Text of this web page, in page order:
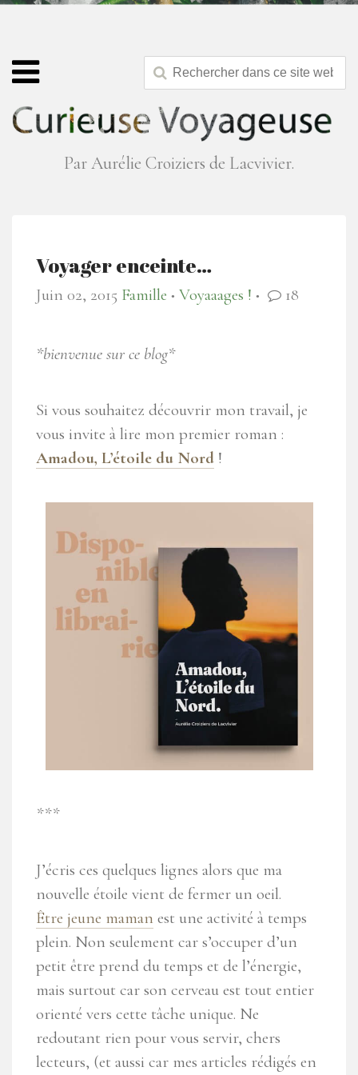
Par Aurélie Croiziers de Lacvivier.
Voyager enceinte…
Juin 02, 2015 Famille ● Voyaaages ! ● 18
*bienvenue sur ce blog*
Si vous souhaitez découvrir mon travail, je
vous invite à lire mon premier roman :
Amadou, L’étoile du Nord !
***
J’écris ces quelques lignes alors que ma
nouvelle étoile vient de fermer un oeil.
Être jeune maman est une activité à temps
plein. Non seulement car s’occuper d’un
petit être prend du temps et de l’énergie,
mais surtout car son cerveau est tout entier
orienté vers cette tâche unique. Ne
redoutant rien pour vous servir, chers
lecteurs, (et aussi car mes articles rédigés en